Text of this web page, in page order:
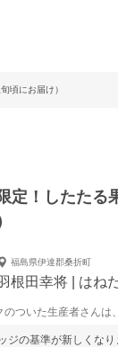
頃にお届け）
限定！したた
福島県伊達郡桑折町
根田幸将 | はね
のついた生産者さんは
ジの基準が新しくなり